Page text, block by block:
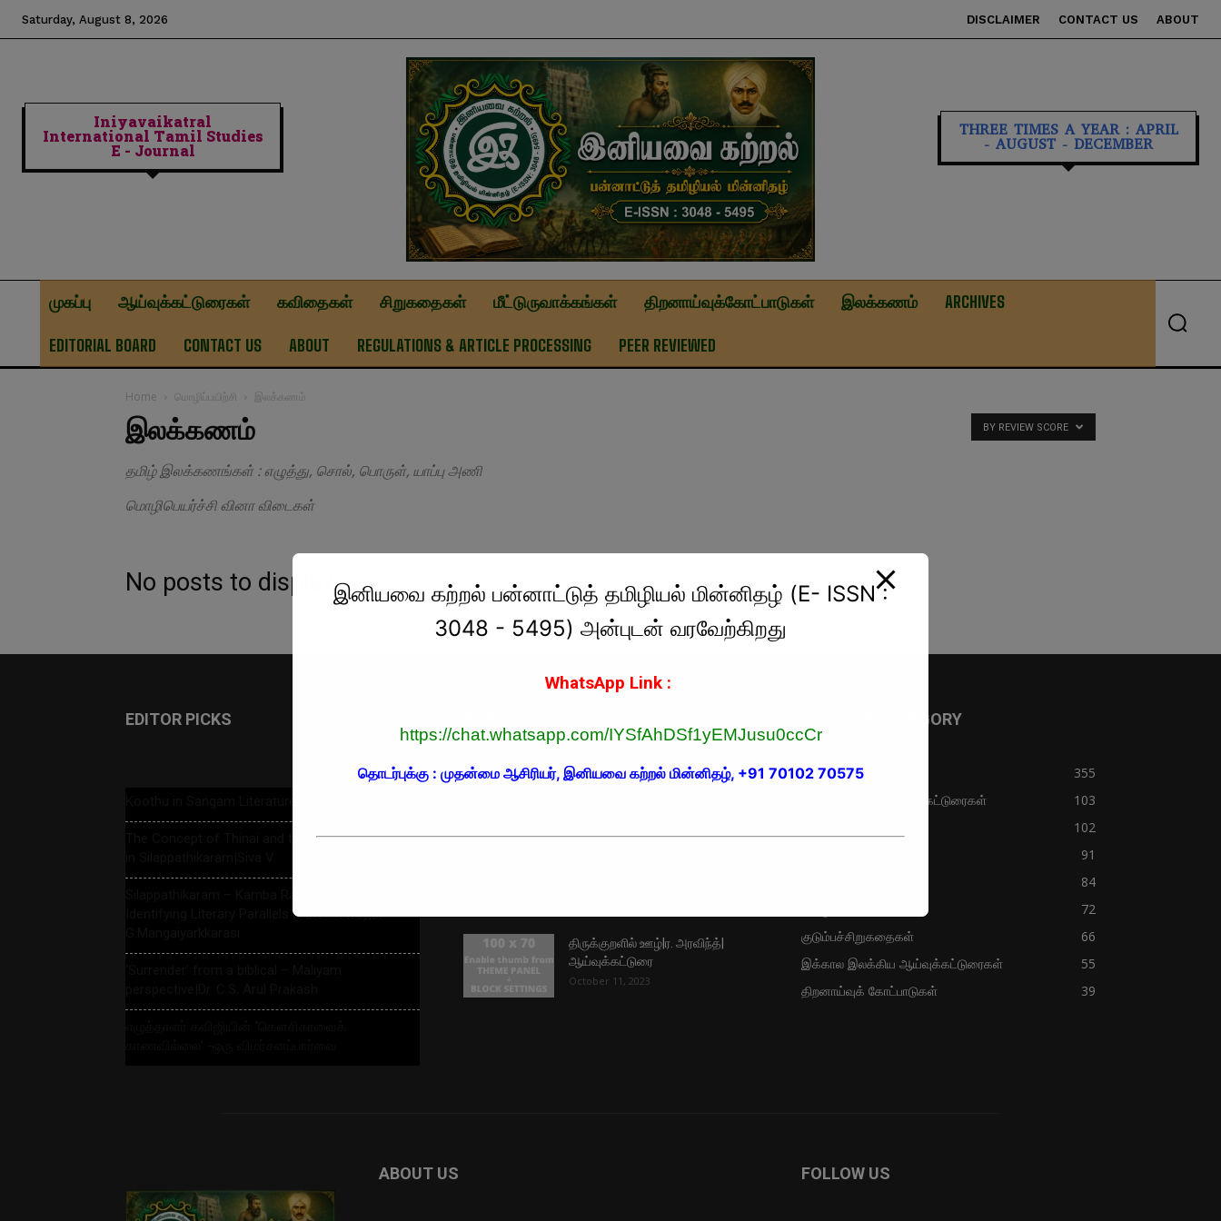
Saturday, August 8, 2026 DISCLAIMER CONTACT US ABOUT
Iniyavaikatral
International Tamil Studies
E - Journal
THREE TIMES A YEAR : APRIL
- AUGUST - DECEMBER
முகப்பு ஆய்வுக்கட்டுரைகள் கவிதைகள் சிறுகதைகள் மீட்டுருவாக்கங்கள் திறனாய்வுக்கோட்பாடுகள் இலக்கணம் ARCHIVES
EDITORIAL BOARD CONTACT US ABOUT REGULATIONS & ARTICLE PROCESSING PEER REVIEWED
Home மொழிப்பயிற்சி இலக்கணம்
இலக்கணம்
தமிழ் இலக்கணங்கள் : எழுத்து, சொல், பொருள், யாப்பு அணி
மொழிபெயர்ச்சி வினா விடைகள்
BY REVIEW SCORE
No posts to display
EDITOR PICKS
The Concept of Thinai and the Five Thinai Deities
Identifying Literary Parallels (Part – Two)|Dr.
ஃபியூசிபெலஸ்| சிறுகதை |
திருக்குறளில் ஊழ்|ர. அரவிந்த்|
ஆய்வுக்கட்டுரை
October 11, 2023
POPULAR CATEGORY
ஆய்வுக்கட்டுரைகள்
355
சங்க இலக்கிய ஆய்வுக்கட்டுரைகள்
103
102
91
84
72
குடும்பச்சிறுகதைகள்
66
இக்கால இலக்கிய ஆய்வுக்கட்டுரைகள்
55
திறனாய்வுக் கோட்பாடுகள்
39
ABOUT US FOLLOW US
இனியவை கற்றல் பன்னாட்டுத் தமிழியல் மின்னிதழ் (E- ISSN :
3048 - 5495) அன்புடன் வரவேற்கிறது
WhatsApp Link :
https://chat.whatsapp.com/IYSfAhDSf1yEMJusu0ccCr
தொடர்புக்கு : முதன்மை ஆசிரியர், இனியவை கற்றல் மின்னிதழ், +91 70102 70575